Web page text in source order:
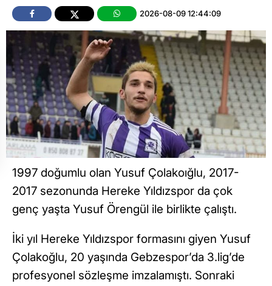
2026-08-09 12:44:09
1997 doğumlu olan Yusuf Çolakoığlu, 2017-
2017 sezonunda Hereke Yıldızspor da çok
genç yaşta Yusuf Örengül ile birlikte çalıştı.
İki yıl Hereke Yıldızspor formasını giyen Yusuf
Çolakoğlu, 20 yaşında Gebzespor’da 3.lig’de
profesyonel sözleşme imzalamıştı. Sonraki